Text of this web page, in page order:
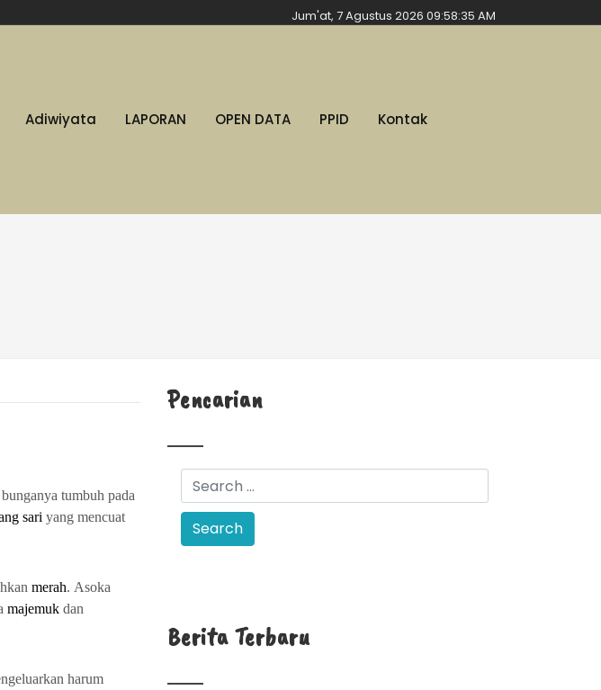
Jum'at, 7 Agustus 2026 09:58:36 AM
Adiwiyata LAPORAN OPEN DATA PPID Kontak
tumbuh pada
sari yang mencuat
merah. Asoka
majemuk dan
harum
Pencarian
Berita Terbaru